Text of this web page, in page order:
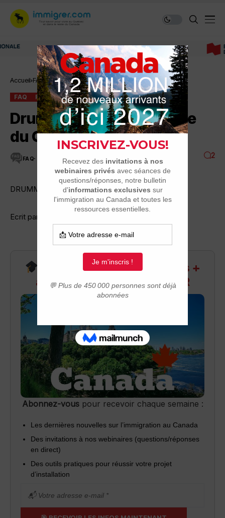
Immigrer au Canada: ressources et conseils
Accueil FAQ Drummondville, au centre du Québec
FAQ RÉGIONS DU QUÉBEC
Drummondville, au centre
du Québec
FAQ 2 MINUTES DE LECTURE 5.6K VUES 2
DRUMMONDVILLE
Ecrit par: Rachel 2-01 à 11:57
Recevez infos exclusives +
accès aux webinaires Q&R
Abonnez-vouspour recevoir chaque semaine :
Les dernières nouvelles sur l’immigration au Canada
Des invitations à nos webinaires (questions/réponses
en direct)
Des outils pratiques pour réussir votre projet
d’installation